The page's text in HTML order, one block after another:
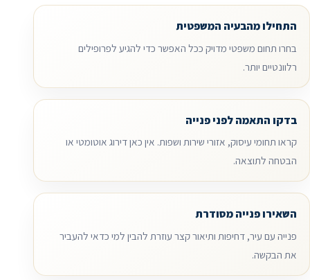
התחילו מהבעיה המשפטית
בחרו תחום משפטי מדויק ככל האפשר כדי להגיע לפרופילים
רלוונטיים יותר.
בדקו התאמה לפני פנייה
קראו תחומי עיסוק, אזורי שירות ושפות. אין כאן דירוג אוטומטי או
הבטחה לתוצאה.
השאירו פנייה מסודרת
פנייה עם עיר, דחיפות ותיאור קצר עוזרת להבין למי כדאי להעביר
את הבקשה.